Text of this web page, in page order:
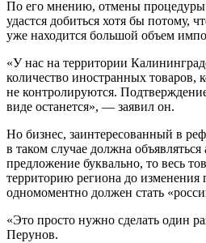
По его мнению, отмены
удастся добиться хотя бы потому,
уже находится большой объем
«У нас на территории
количество иностранных товаров,
не контролируются.
виде останется», — заявил он.
Но бизнес, заинтересованный в
в таком случае должна
предложение буквально, то весь
территорию региона до изменения
одномоментно должен стать
«Это просто нужно сделать один
Перунов.